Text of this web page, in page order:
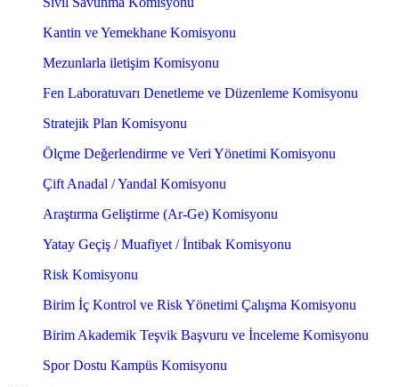
Kantin ve Yemekhane Komisyonu
Mezunlarla iletişim Komisyonu
Fen Laboratuvarı Denetleme ve Düzenleme Komisyonu
Stratejik Plan Komisyonu
Ölçme Değerlendirme ve Veri Yönetimi Komisyonu
Çift Anadal / Yandal Komisyonu
Araştırma Geliştirme (Ar-Ge) Komisyonu
Yatay Geçiş / Muafiyet / İntibak Komisyonu
Risk Komisyonu
Birim İç Kontrol ve Risk Yönetimi Çalışma Komisyonu
Birim Akademik Teşvik Başvuru ve İnceleme Komisyonu
Spor Dostu Kampüs Komisyonu